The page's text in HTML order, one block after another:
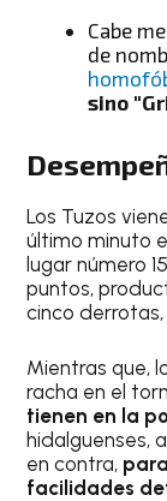
Cabe
de
sino
Los Tuzos
último minuto
lugar número
puntos,
cinco
Mientras que,
racha en el
tienen en la
hidalguenses,
en contra,
facilidades